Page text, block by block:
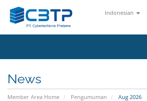
Indonesian
News
Member Area Home Pengumuman Aug 2026